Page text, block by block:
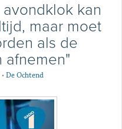
avondklok kan
maar moet
als de
afnemen"
•De Ochtend